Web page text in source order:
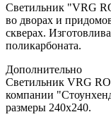
Светильник "VRG
во дворах и
скверах.
поликарбоната.
Дополнительно
Светильник VRG
компании
размеры 240x240.